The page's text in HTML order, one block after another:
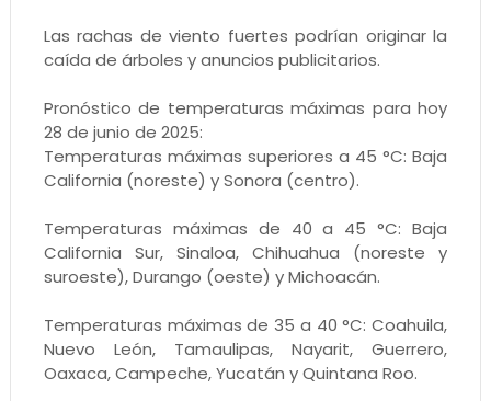
Las rachas de viento fuertes podrían originar la
caída de árboles y anuncios publicitarios.
Pronóstico de temperaturas máximas para hoy
28 de junio de 2025:
Temperaturas máximas superiores a 45 °C: Baja
California (noreste) y Sonora (centro).
Temperaturas máximas de 40 a 45 °C: Baja
California Sur, Sinaloa, Chihuahua (noreste y
suroeste), Durango (oeste) y Michoacán.
Temperaturas máximas de 35 a 40 °C: Coahuila,
Nuevo León, Tamaulipas, Nayarit, Guerrero,
Oaxaca, Campeche, Yucatán y Quintana Roo.